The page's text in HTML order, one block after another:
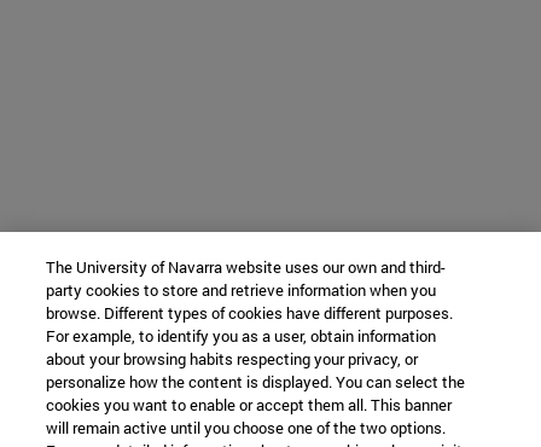
The University of Navarra website uses our own and third-
party cookies to store and retrieve information when you
browse. Different types of cookies have different purposes.
For example, to identify you as a user, obtain information
about your browsing habits respecting your privacy, or
personalize how the content is displayed. You can select the
cookies you want to enable or accept them all. This banner
will remain active until you choose one of the two options.